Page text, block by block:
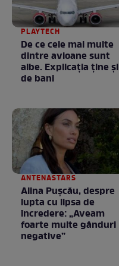
PLAYTECH
De ce cele mai multe
dintre avioane sunt
albe. Explicația ține și
de bani
ANTENASTARS
Alina Pușcău, despre
lupta cu lipsa de
încredere: „Aveam
foarte multe gânduri
negative”